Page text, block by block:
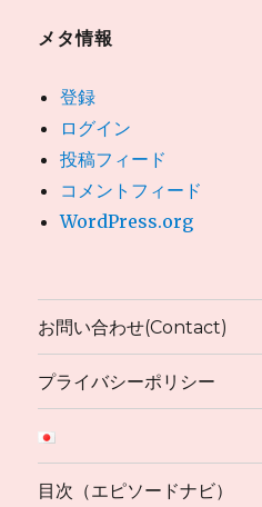
メタ情報
登録
ログイン
投稿フィード
コメントフィード
WordPress.org
お問い合わせ(Contact)
プライバシーポリシー
目次（エピソードナビ）